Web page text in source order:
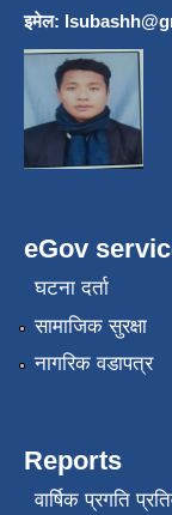
इमेल:
eGov
घटना दर्ता
सामाजिक सुरक्षा
नागरिक वडापत्र
Reports
वार्षिक प्रगति